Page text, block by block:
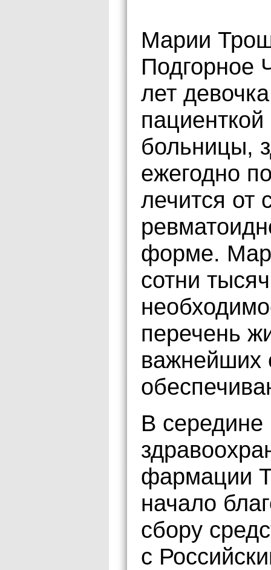
Марии
Подгорное
лет
больницы,
ежегодно
лечится от
форме.
сотни
перечень
важнейших
В
фармации
начало
сбору
с